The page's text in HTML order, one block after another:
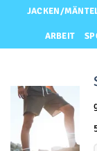
JACKEN/
ARBEIT